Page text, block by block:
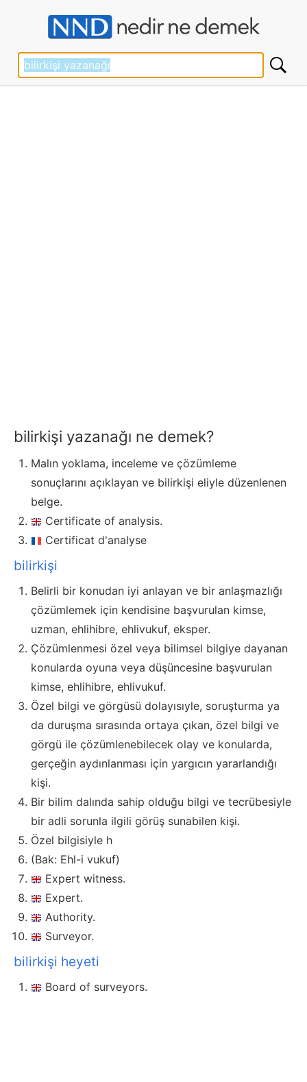
bilirkişi yazanağı ne demek?
Malın yoklama, inceleme ve çözümleme
sonuçlarını açıklayan ve bilirkişi eliyle düzenlenen
belge.
Certificate of analysis.
Certificat d'analyse
bilirkişi
Belirli bir konudan iyi anlayan ve bir anlaşmazlığı
çözümlemek için kendisine başvurulan kimse,
uzman, ehlihibre, ehlivukuf, eksper.
Çözümlenmesi özel veya bilimsel bilgiye dayanan
konularda oyuna veya düşüncesine başvurulan
kimse, ehlihibre, ehlivukuf.
Özel bilgi ve görgüsü dolayısıyle, soruşturma ya
da duruşma sırasında ortaya çıkan, özel bilgi ve
görgü ile çözümlenebilecek olay ve konularda,
gerçeğin aydınlanması için yargıcın yararlandığı
kişi.
Bir bilim dalında sahip olduğu bilgi ve tecrübesiyle
bir adli sorunla ilgili görüş sunabilen kişi.
Özel bilgisiyle h
(Bak: Ehl-i vukuf)
Expert witness.
Expert.
Authority.
Surveyor.
bilirkişi heyeti
Board of surveyors.